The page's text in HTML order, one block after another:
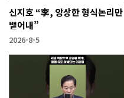
신지호 “李, 앙상한 형식논리만
뱉어내”
2026-8-5